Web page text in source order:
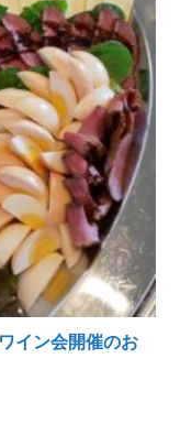
イン会開催のお